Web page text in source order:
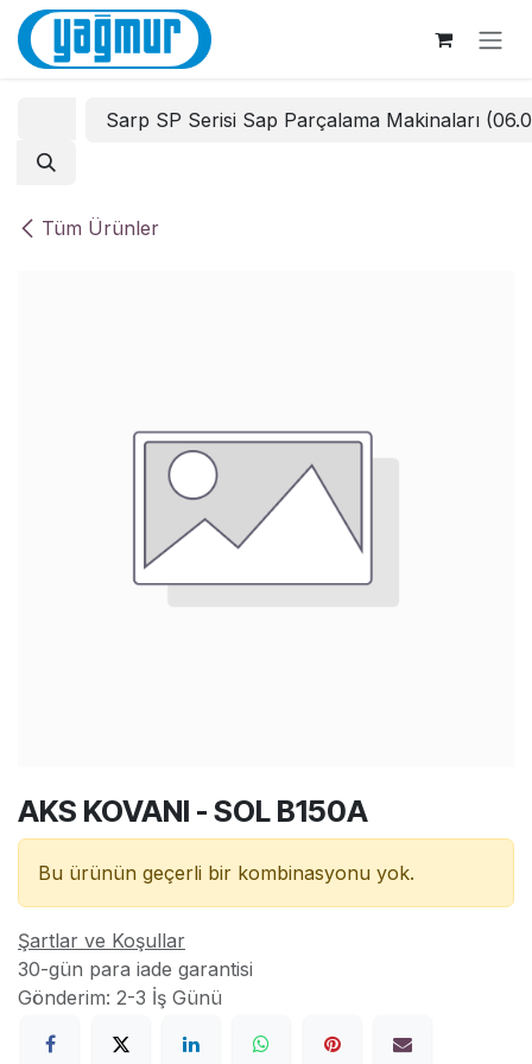
İçereği Atla
Tüm Ürünler
Sarp SP Serisi Sap Parçalama Makinaları
AKS KOVANI - SOL B150A
Bu ürünün geçerli bir kombinasyonu yok.
Şartlar ve Koşullar
30-gün para iade garantisi
Gönderim: 2-3 İş Günü